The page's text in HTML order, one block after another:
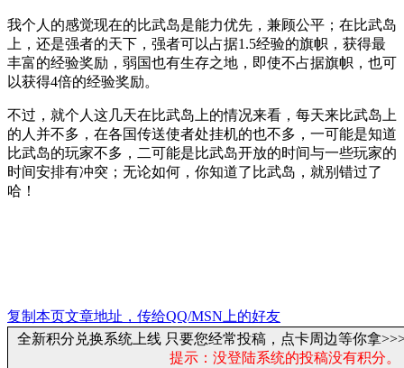
我个人的感觉现在的比武岛是能力优先，兼顾公平；在比武岛
上，还是强者的天下，强者可以占据1.5经验的旗帜，获得最
丰富的经验奖励，弱国也有生存之地，即使不占据旗帜，也可
以获得4倍的经验奖励。
不过，就个人这几天在比武岛上的情况来看，每天来比武岛上
的人并不多，在各国传送使者处挂机的也不多，一可能是知道
比武岛的玩家不多，二可能是比武岛开放的时间与一些玩家的
时间安排有冲突；无论如何，你知道了比武岛，就别错过了
哈！
复制本页文章地址，传给QQ/MSN上的好友
全新积分兑换系统上线 只要您经常投稿，点卡周边等你拿
提示：没登陆系统的投稿没有积分。